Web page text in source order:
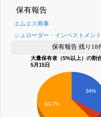
保有報告
エムエス商事
シュローダー・インベストメン
保有報告 残り18
大量保有者（5%以上）の割
5月15日
34%
60.7%